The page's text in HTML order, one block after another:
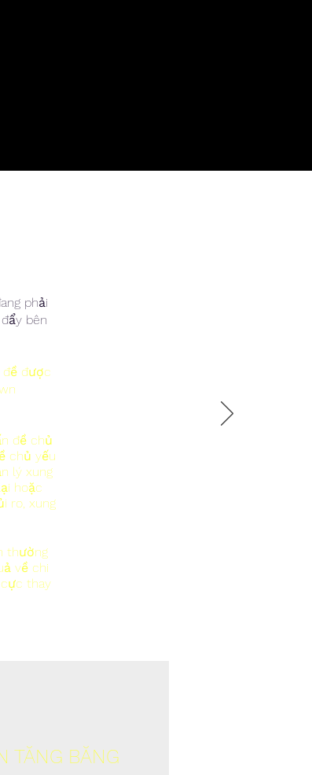
phải
bên
đề được
đề chủ
chủ yếu
lý xung
hoặc
ro, xung
thường
về chi
cực thay
TĂNG BĂNG